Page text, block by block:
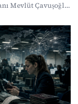
Mevlüt Çavuşoğlu
ve ailesine
hiçbir
ilişkim veya